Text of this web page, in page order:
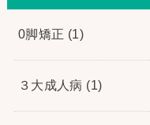
0脚矯正 (1)
３大成人病 (1)